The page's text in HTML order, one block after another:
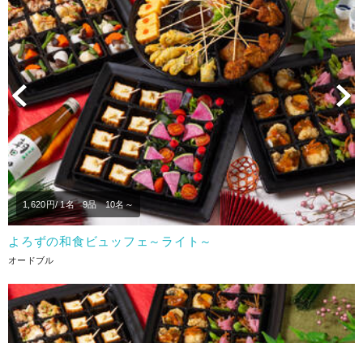
Previous
1,620 円/ 1名 9品 10名～
よろずの和食ビュッフェ～ライト～
オードブル